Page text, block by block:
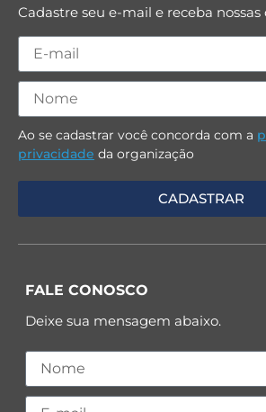
Cadastre seu e-mail e receba
Ao se cadastrar você concorda com a
privacidade da organização
FALE CONOSCO
Deixe sua mensagem abaixo.